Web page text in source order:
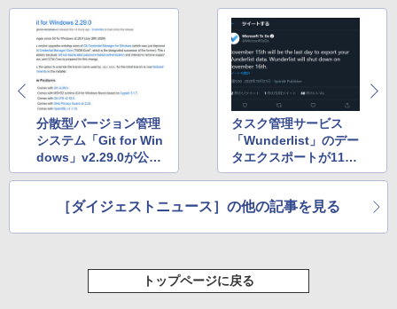
分散型バージョン管理
システム「Git for Win
dows」v2.29.0が公
開 ほか
タスク管理サービス
「Wunderlist」のデー
タエクスポートが11月
15日に終了 ほか
［ダイジェストニュース］の他の記事を見る
トップページに戻る